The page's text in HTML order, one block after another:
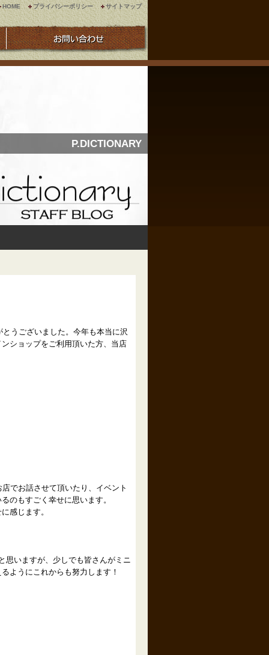
HOME プライバシーポリシー サイトマップ
P.DICTIONARY
うございました。今年も本当に沢
ショップをご利用頂いた方、当店
でお話させて頂いたり、イベント
のもすごく幸せに思います。
感じます。
思いますが、少しでも皆さんがミニ
ようにこれからも努力します！